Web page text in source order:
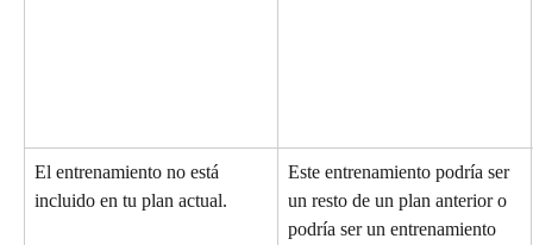
El entrenamiento no está
incluido en tu plan actual.
Este entrenamiento podría ser
un resto de un plan anterior o
podría ser un entrenamiento